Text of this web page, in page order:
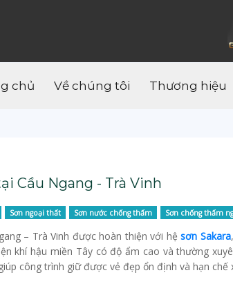
chủ Về chúng tôi Thương hiệu
Cầu Ngang - Trà Vinh
Sơn ngoại thất Sơn nước chống thấm Sơn chống thấm
– Trà Vinh được hoàn thiện với hệsơn Sakara
khí hậu miền Tây có độ ẩm cao và thường
công trình giữ được vẻ đẹp ổn định và hạn chế